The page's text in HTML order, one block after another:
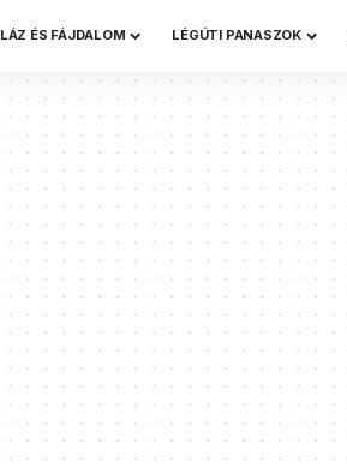
LÁZ ÉS FÁJDALOM LÉGÚTI PANASZOK